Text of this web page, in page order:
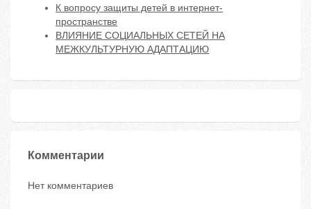
К вопросу защиты детей в интернет-
пространстве
ВЛИЯНИЕ СОЦИАЛЬНЫХ СЕТЕЙ НА
МЕЖКУЛЬТУРНУЮ АДАПТАЦИЮ
Комментарии
Нет комментариев